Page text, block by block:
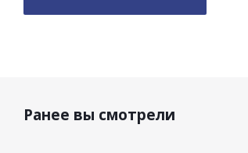
Ранее вы смотрели